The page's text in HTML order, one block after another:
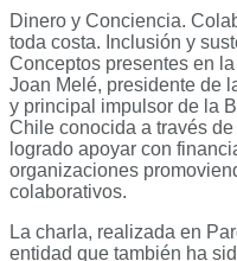
Dinero y Conciencia.
toda costa. Inclusión y
Conceptos presentes en
Joan Melé, presidente de
y principal impulsor de la
Chile conocida a través de
logrado apoyar con
organizaciones
colaborativos.
La charla, realizada en
entidad que también ha